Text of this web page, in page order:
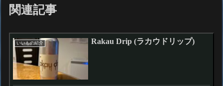
関連記事
いいもの紹介 Rakau Drip (ラカウドリップ)